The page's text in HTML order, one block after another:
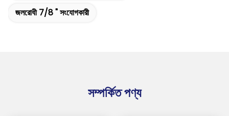
জলরোধী 7/8 " সংযোগকারী
সম্পর্কিত পণ্য